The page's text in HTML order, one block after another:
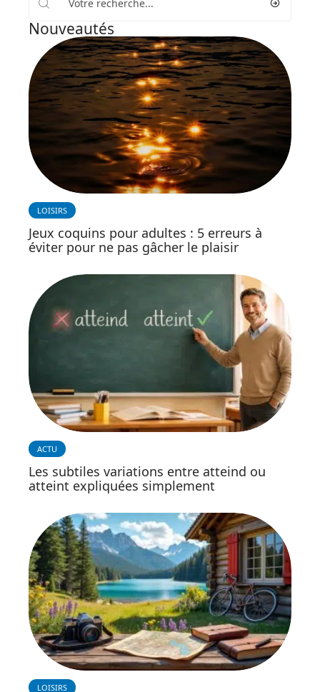
Nouveautés
LOISIRS
Jeux coquins pour adultes : 5 erreurs à
éviter pour ne pas gâcher le plaisir
ACTU
Les subtiles variations entre atteind ou
atteint expliquées simplement
LOISIRS